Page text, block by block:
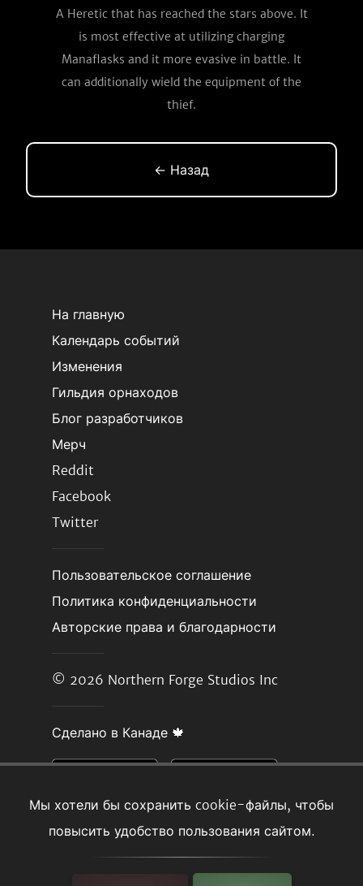
Мы хотели бы сохранить cookie-файлы, чтобы
повысить удобство пользования сайтом.
A Heretic that has reached the stars above. It
is most effective at utilizing charging
Manaflasks and it more evasive in battle. It
can additionally wield the equipment of the
thief.
← Назад
На главную
Календарь событий
Изменения
Гильдия орнаходов
Блог разработчиков
Мерч
Reddit
Facebook
Twitter
Пользовательское соглашение
Политика конфиденциальности
Авторские права и благодарности
© 2026 Northern Forge Studios Inc
Сделано в Канаде 🍁